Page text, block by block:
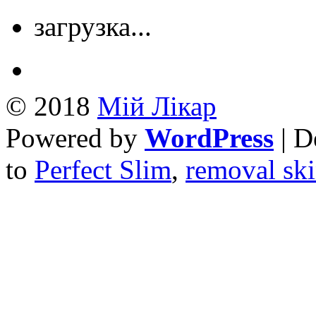
загрузка...
© 2018 Mій Лікар
Powered by WordPress |
to Perfect Slim, removal